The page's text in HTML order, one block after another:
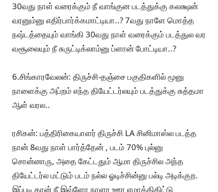
30வது நாள் வரைக்கும் நீ வாங்குன படத்துக்கு கலக்ஷன்
வரனும்னு எதிர்பார்க்கமாட்டியா..? 7வது நாளே மொத்த
நஷ்டத்தையும் வாங்கி 30வது நாள் வரைக்கும் படத்துல வர
வசூலையும் நீ சுருட்டிக்லாம்னு ப்ளான் போட்டியா..?
6.சிங்காரவேலன்: திருச்சி-தஞ்சை பகுதிகளில் மூனு
நாளைக்கு அப்றம் எந்த தியேட்டர்லயும் படத்துக்கு சுத்தமா
ஆள் வரல..
ரசிகன்: பத்திரிகையாளர் திருச்சி LA சினிமாஸ்ல படத்த
நான் 8வது நாள் பார்த்தேன் , படம் 70% புல்னு
சொன்னாரு, அதை கேட்டதும் ஆமா திருச்சில அந்த
தியேட்டர்ல மட்டும் படம் நல்ல ஓடிச்சின்னு பல்டி அடிக்குற.
இப்படி தான் நீ இவ்ளோ நாளா ஊர ஏமாத்திகிட்டு